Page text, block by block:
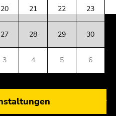
20 21 22 23
27 28 29 30
3 4 5 6